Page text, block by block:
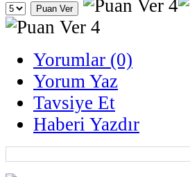
Yorumlar (0)
Yorum Yaz
Tavsiye Et
Haberi Yazdır